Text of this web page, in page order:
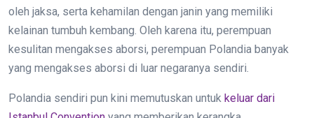
oleh jaksa, serta kehamilan dengan janin yang memiliki
kelainan tumbuh kembang. Oleh karena itu, perempuan
kesulitan mengakses aborsi, perempuan Polandia banyak
yang mengakses aborsi di luar negaranya sendiri.
Polandia sendiri pun kini memutuskan untuk keluar dari